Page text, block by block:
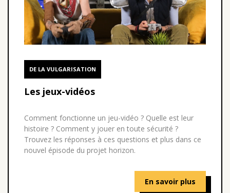
DE LA VULGARISATION
Les jeux-vidéos
Comment fonctionne un jeu-vidéo ? Quelle est leur
histoire ? Comment y jouer en toute sécurité ?
Trouvez les réponses à ces questions et plus dans ce
nouvel épisode du projet horizon.
En savoir plus